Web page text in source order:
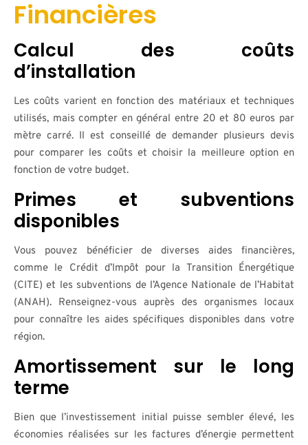
Financières
Calcul des coûts
d’installation
Les coûts varient en fonction des matériaux et techniques
utilisés, mais compter en général entre 20 et 80 euros par
mètre carré. Il est conseillé de demander plusieurs devis
pour comparer les coûts et choisir la meilleure option en
fonction de votre budget.
Primes et subventions
disponibles
Vous pouvez bénéficier de diverses aides financières,
comme le Crédit d’Impôt pour la Transition Énergétique
(CITE) et les subventions de l’Agence Nationale de l’Habitat
(ANAH). Renseignez-vous auprès des organismes locaux
pour connaître les aides spécifiques disponibles dans votre
région.
Amortissement sur le long
terme
Bien que l’investissement initial puisse sembler élevé, les
économies réalisées sur les factures d’énergie permettent